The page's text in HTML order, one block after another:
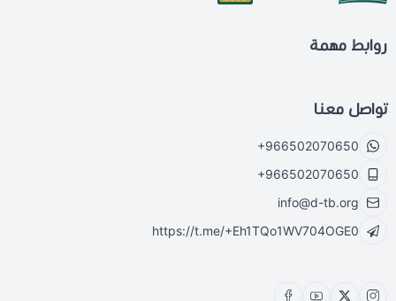
روابط مهمة
تواصل معنا
+966502070650
+966502070650
info@d-tb.org
https://t.me/+Eh1TQo1WV704OGE0